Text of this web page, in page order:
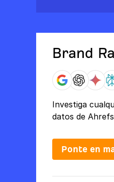
Brand
Investiga
datos de
Ponte en